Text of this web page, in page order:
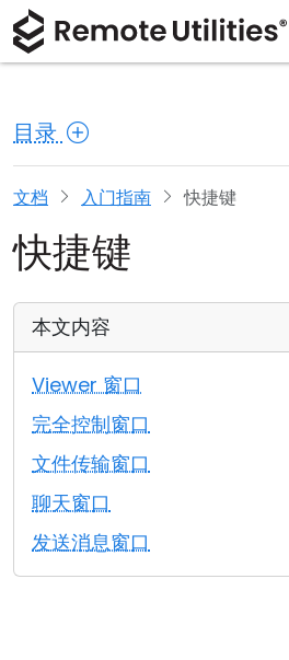
目录
文档 入门指南 快捷键
快捷键
本文内容
Viewer 窗口
完全控制窗口
文件传输窗口
聊天窗口
发送消息窗口
产品
安全性
截图
发行说明
连接模式
无人值守访问
Active Directory 支持
MSI 配置
云和本地
解决方案
制造业与零售
医疗保健
教育与政府
信息技术
下载
macOS
Linux
iOS/Android
购买
许可证助手
升级您的许可证
支持
文档
知识库
关于
新闻发布室
撰写评论